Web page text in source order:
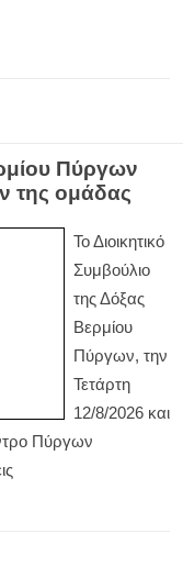
Πύργων
της ομάδας
Το Διοικητικό
Συμβούλιο
της Δόξας
Βερμίου
Πύργων, την
Τετάρτη
12/8/2026 και
Πύργων